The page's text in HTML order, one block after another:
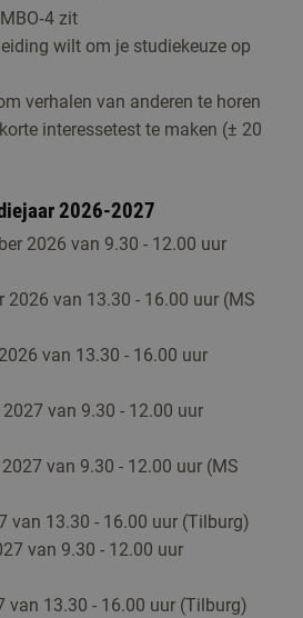
zit
wilt om je studiekeuze op
verhalen van anderen te horen
interessetest te maken (± 20
2026-2027
2026 van 9.30 - 12.00 uur
2026 van 13.30 - 16.00 uur (MS
van 13.30 - 16.00 uur
van 9.30 - 12.00 uur
van 9.30 - 12.00 uur (MS
van 13.30 - 16.00 uur (Tilburg)
van 9.30 - 12.00 uur
van 13.30 - 16.00 uur (Tilburg)